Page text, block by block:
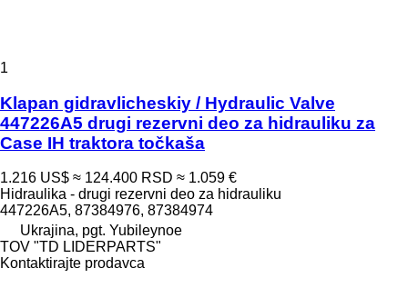
1
Klapan gidravlicheskiy / Hydraulic Valve
447226A5 drugi rezervni deo za hidrauliku za
Case IH traktora točkaša
1.216 US$ ≈ 124.400 RSD ≈ 1.059 €
Hidraulika - drugi rezervni deo za hidrauliku
447226A5, 87384976, 87384974
Ukrajina, pgt. Yubileynoe
TOV "TD LIDERPARTS"
Kontaktirajte prodavca